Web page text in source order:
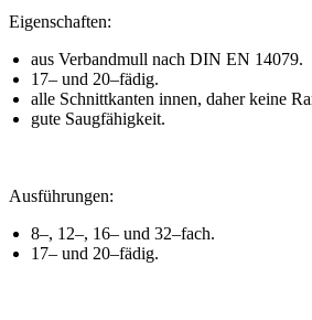
Eigenschaften:
aus Verbandmull nach DIN EN 14079.
17– und 20–fädig.
alle Schnittkanten innen, daher keine
gute Saugfähigkeit.
Ausführungen:
8–, 12–, 16– und 32–fach.
17– und 20–fädig.